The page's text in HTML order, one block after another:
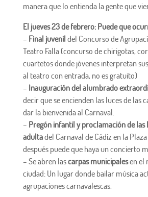
manera que lo entienda la gente que
El jueves 23 de febrero: Puede que
– Final juvenil del Concurso de
Teatro Falla (concurso de chirigotas,
cuartetos donde jóvenes interpretan
al teatro con entrada, no es gratuito)
– Inauguración del alumbrado
decir que se encienden las luces de las
dar la bienvenida al Carnaval.
– Pregón infantil y proclamación de las
adultadel Carnaval de Cádiz en la
después puede que haya un concierto
– Se abren lascarpas municipalesen el
ciudad: Un lugar donde bailar música
agrupaciones carnavalescas.